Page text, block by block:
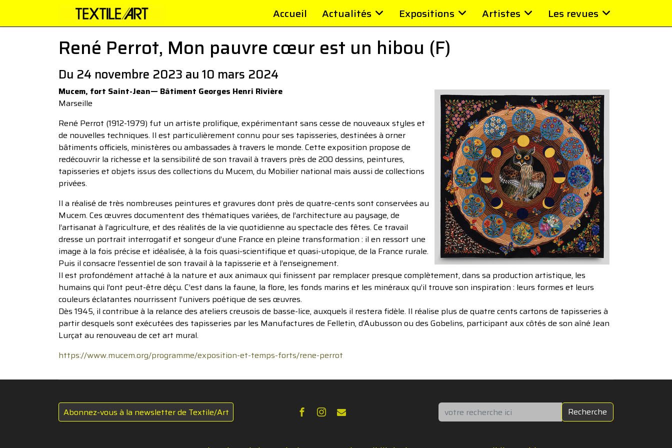
Accueil Actualités Expositions Artistes Les revues
René Perrot, Mon pauvre cœur est un hibou (F)
Du 24 novembre 2023 au 10 mars 2024
Mucem, fort Saint-Jean— Bâtiment Georges Henri Rivière
Marseille
René Perrot (1912-1979) fut un artiste prolifique, expérimentant sans cesse de nouveaux styles et
de nouvelles techniques. Il est particulièrement connu pour ses tapisseries, destinées à orner
bâtiments officiels, ministères ou ambassades à travers le monde. Cette exposition propose de
redécouvrir la richesse et la sensibilité de son travail à travers près de 200 dessins, peintures,
tapisseries et objets issus des collections du Mucem, du Mobilier national mais aussi de collections
privées.
Il a réalisé de très nombreuses peintures et gravures dont près de quatre-cents sont conservées au
Mucem. Ces œuvres documentent des thématiques variées, de l’architecture au paysage, de
l’artisanat à l’agriculture, et des réalités de la vie quotidienne au spectacle des fêtes. Ce travail
dresse un portrait interrogatif et songeur d’une France en pleine transformation : il en ressort une
image à la fois précise et idéalisée, à la fois quasi-scientifique et quasi-utopique, de la France rurale.
Puis il consacre l’essentiel de son travail à la tapisserie et à l’enseignement.
Il est profondément attaché à la nature et aux animaux qui finissent par remplacer presque complètement, dans sa production artistique, les
humains qui l’ont peut-être déçu. C’est dans la faune, la flore, les fonds marins et les minéraux qu’il trouve son inspiration : leurs formes et leurs
couleurs éclatantes nourrissent l’univers poétique de ses œuvres.
Dès 1945, il contribue à la relance des ateliers creusois de basse-lice, auxquels il restera fidèle. Il réalise plus de quatre cents cartons de tapisseries à
partir desquels sont exécutées des tapisseries par les Manufactures de Felletin, d’Aubusson ou des Gobelins, participant aux côtés de son aîné Jean
Lurçat au renouveau de cet art mural.
https://www.mucem.org/programme/exposition-et-temps-forts/rene-perrot
Abonnez-vous à la newsletter de Textile/Art Rechercher Recherche